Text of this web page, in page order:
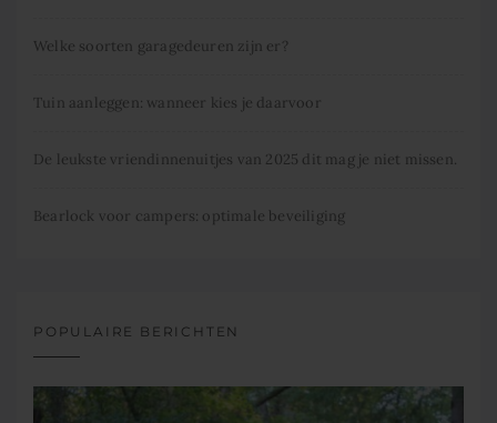
Welke soorten garagedeuren zijn er?
Tuin aanleggen: wanneer kies je daarvoor
De leukste vriendinnenuitjes van 2025 dit mag je niet missen.
Bearlock voor campers: optimale beveiliging
POPULAIRE BERICHTEN